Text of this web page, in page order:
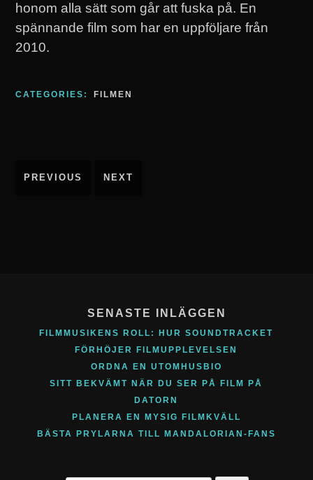
honom alla sätt som går att fuska på. En
spännande film som har en uppföljare från
2010.
CATEGORIES: FILMEN
Inläggsnavigering
PREVIOUS NEXT
SENASTE INLÄGGEN
FILMMUSIKENS ROLL: HUR SOUNDTRACKET
FÖRHÖJER FILMUPPLEVELSEN
ORDNA EN UTOMHUSBIO
SITT BEKVÄMT NÄR DU SER PÅ FILM PÅ
DATORN
PLANERA EN MYSIG FILMKVÄLL
BÄSTA PRYLARNA TILL MANDALORIAN-FANS